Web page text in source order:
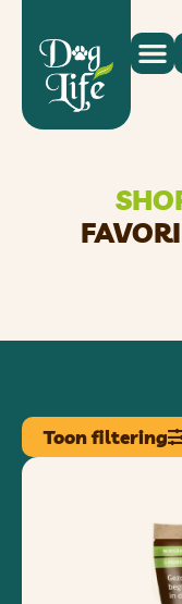
Toon filtering